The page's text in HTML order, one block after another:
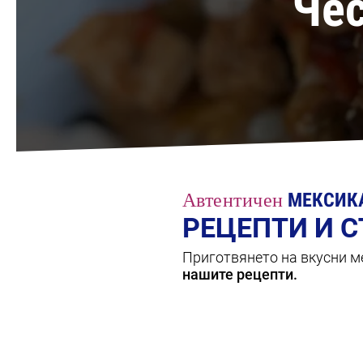
РЕЦЕПТИ И
Автентичен
Приготвянето на вкусни
нашите рецепти.